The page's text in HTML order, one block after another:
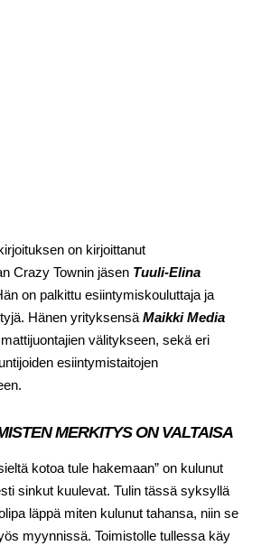
on kirjoittanut
Crazy Townin jäsen Tuuli-Elina
on palkittu esiintymiskouluttaja ja
Hänen yrityksensä Maikki Media
välitykseen, sekä eri
esiintymistaitojen
MERKITYS ON VALTAISA
kotoa tule hakemaan” on kulunut
sinkut kuulevat. Tulin tässä syksyllä
läppä miten kulunut tahansa, niin se
myynnissä. Toimistolle tullessa käy